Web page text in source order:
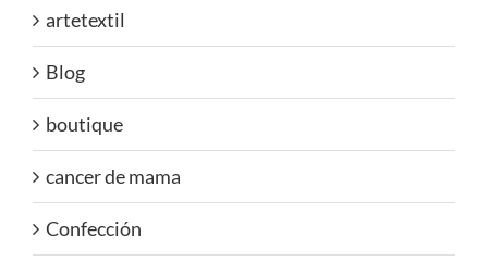
artetextil
Blog
boutique
cancer de mama
Confección